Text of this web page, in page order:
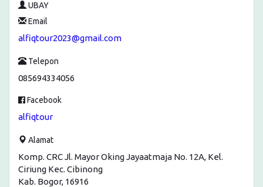
UBAY
Email
alfiqtour2023@gmail.com
Telepon
085694334056
Facebook
alfiqtour
Alamat
Komp. CRC Jl. Mayor Oking Jayaatmaja No. 12A, Kel.
Ciriung Kec. Cibinong
Kab. Bogor, 16916